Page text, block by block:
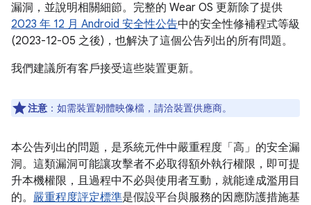
漏洞，並說明相關細節。完整的 Wear OS 更新除了提供
2023 年 12 月 Android 安全性公告中的安全性修補程式等級
(2023-12-05 之後)，也解決了這個公告列出的所有問題。
我們建議所有客戶接受這些裝置更新。
注意 ：如需裝置韌體映像檔，請洽裝置供應商。
本公告列出的問題，是系統元件中嚴重程度「高」的安全漏
洞。這類漏洞可能讓攻擊者不必取得額外執行權限，即可提
升本機權限，且過程中不必與使用者互動，就能達成濫用目
的。 嚴重程度評定標準是假設平台與服務的因應防護措施基